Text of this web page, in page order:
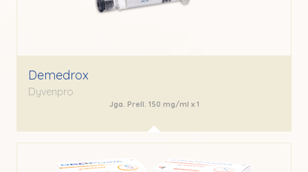
Demedrox
Dyvenpro
Jga. Prell. 150 mg/ml x 1